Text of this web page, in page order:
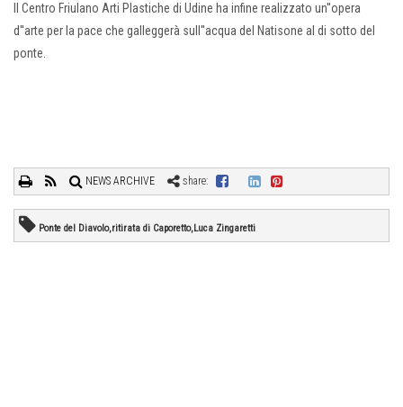
Il Centro Friulano Arti Plastiche di Udine ha infine realizzato un''opera
d''arte per la pace che galleggerà sull''acqua del Natisone al di sotto del
ponte.
NEWS ARCHIVE share:
Ponte del Diavolo,ritirata di Caporetto,Luca Zingaretti